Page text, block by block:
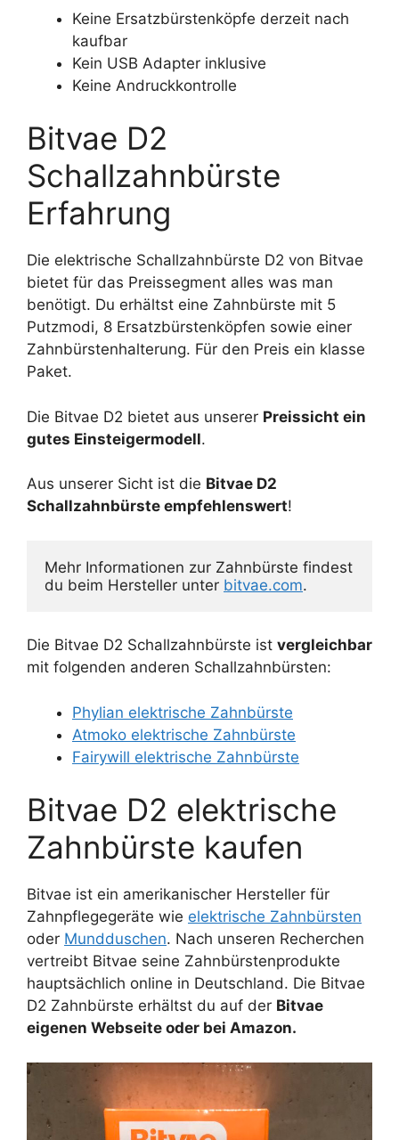
Keine Ersatzbürstenköpfe derzeit nach
kaufbar
Kein USB Adapter inklusive
Keine Andruckkontrolle
Bitvae D2
Schallzahnbürste
Erfahrung
Die elektrische Schallzahnbürste D2 von Bitvae
bietet für das Preissegment alles was man
benötigt. Du erhältst eine Zahnbürste mit 5
Putzmodi, 8 Ersatzbürstenköpfen sowie einer
Zahnbürstenhalterung. Für den Preis ein klasse
Paket.
Die Bitvae D2 bietet aus unserer Preissicht ein
gutes Einsteigermodell.
Aus unserer Sicht ist die Bitvae D2
Schallzahnbürste empfehlenswert!
Mehr Informationen zur Zahnbürste findest
du beim Hersteller unter bitvae.com.
Die Bitvae D2 Schallzahnbürste ist vergleichbar
mit folgenden anderen Schallzahnbürsten:
Phylian elektrische Zahnbürste
Atmoko elektrische Zahnbürste
Fairywill elektrische Zahnbürste
Bitvae D2 elektrische
Zahnbürste kaufen
Bitvae ist ein amerikanischer Hersteller für
Zahnpflegegeräte wie elektrische Zahnbürsten
oder Mundduschen. Nach unseren Recherchen
vertreibt Bitvae seine Zahnbürstenprodukte
hauptsächlich online in Deutschland. Die Bitvae
D2 Zahnbürste erhältst du auf der Bitvae
eigenen Webseite oder bei Amazon.